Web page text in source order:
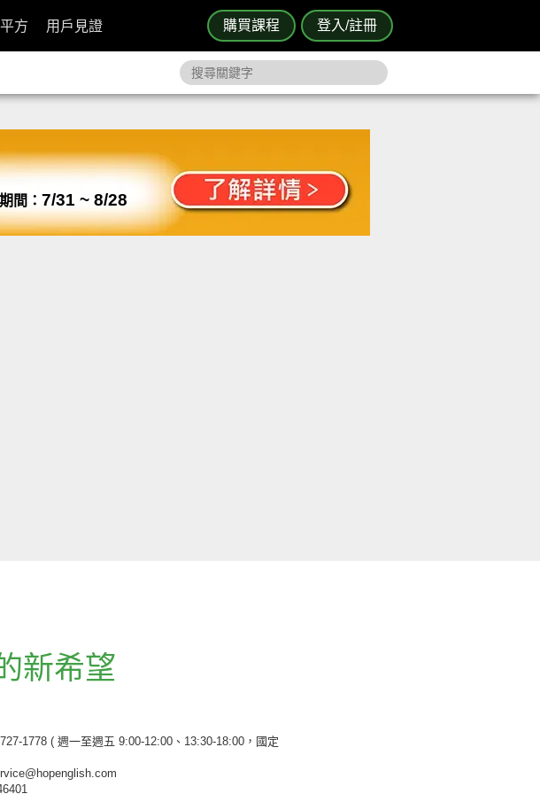
購買課程 登入/註冊
方 用戶見證
間： 7/31 ~ 8/28
新希望
1778 ( 週一至週五 9:00-12:00、13:30-18:00，國定